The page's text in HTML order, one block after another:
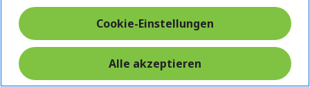
Cookie-Einstellungen
Alle akzeptieren